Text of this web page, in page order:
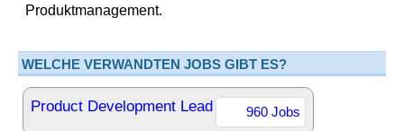
Produktmanagement.
WELCHE VERWANDTEN JOBS GIBT ES?
Product Development Lead 960 Jobs